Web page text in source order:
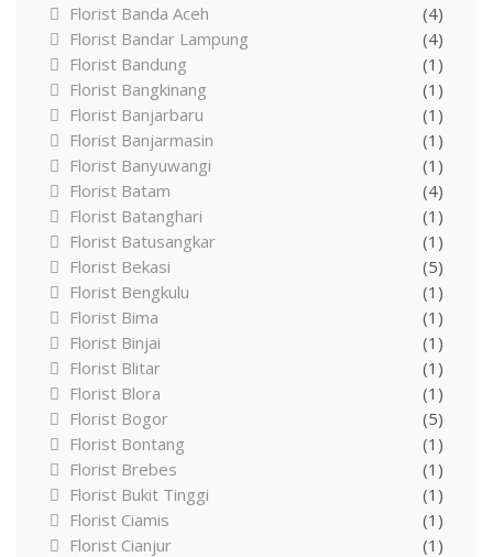
Florist Banda Aceh
(4)
Florist Bandar Lampung
(4)
Florist Bandung
(1)
Florist Bangkinang
(1)
Florist Banjarbaru
(1)
Florist Banjarmasin
(1)
Florist Banyuwangi
(1)
Florist Batam
(4)
Florist Batanghari
(1)
Florist Batusangkar
(1)
Florist Bekasi
(5)
Florist Bengkulu
(1)
Florist Bima
(1)
Florist Binjai
(1)
Florist Blitar
(1)
Florist Blora
(1)
Florist Bogor
(5)
Florist Bontang
(1)
Florist Brebes
(1)
Florist Bukit Tinggi
(1)
Florist Ciamis
(1)
Florist Cianjur
(1)